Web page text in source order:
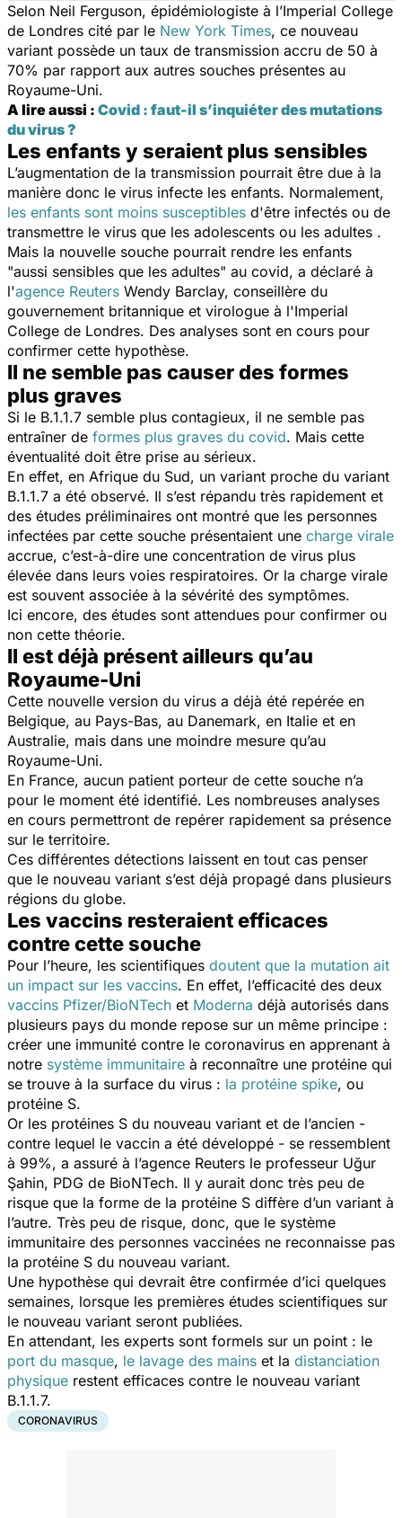
Selon Neil Ferguson, épidémiologiste à l’Imperial College
de Londres cité par le New York Times, ce nouveau
variant possède un taux de transmission accru de 50 à
70% par rapport aux autres souches présentes au
Royaume-Uni.
A lire aussi : Covid : faut-il s’inquiéter des mutations
du virus ?
Les enfants y seraient plus sensibles
L’augmentation de la transmission pourrait être due à la
manière donc le virus infecte les enfants. Normalement,
les enfants sont moins susceptibles d'être infectés ou de
transmettre le virus que les adolescents ou les adultes .
Mais la nouvelle souche pourrait rendre les enfants
"aussi sensibles que les adultes" au covid, a déclaré à
l'agence Reuters Wendy Barclay, conseillère du
gouvernement britannique et virologue à l'Imperial
College de Londres. Des analyses sont en cours pour
confirmer cette hypothèse.
Il ne semble pas causer des formes
plus graves
Si le B.1.1.7 semble plus contagieux, il ne semble pas
entraîner de formes plus graves du covid. Mais cette
éventualité doit être prise au sérieux.
En effet, en Afrique du Sud, un variant proche du variant
B.1.1.7 a été observé. Il s’est répandu très rapidement et
des études préliminaires ont montré que les personnes
infectées par cette souche présentaient une charge virale
accrue, c’est-à-dire une concentration de virus plus
élevée dans leurs voies respiratoires. Or la charge virale
est souvent associée à la sévérité des symptômes.
Ici encore, des études sont attendues pour confirmer ou
non cette théorie.
Il est déjà présent ailleurs qu’au
Royaume-Uni
Cette nouvelle version du virus a déjà été repérée en
Belgique, au Pays-Bas, au Danemark, en Italie et en
Australie, mais dans une moindre mesure qu’au
Royaume-Uni.
En France, aucun patient porteur de cette souche n’a
pour le moment été identifié. Les nombreuses analyses
en cours permettront de repérer rapidement sa présence
sur le territoire.
Ces différentes détections laissent en tout cas penser
que le nouveau variant s’est déjà propagé dans plusieurs
régions du globe.
Les vaccins resteraient efficaces
contre cette souche
Pour l’heure, les scientifiques doutent que la mutation ait
un impact sur les vaccins. En effet, l’efficacité des deux
vaccins Pfizer/BioNTech et Moderna déjà autorisés dans
plusieurs pays du monde repose sur un même principe :
créer une immunité contre le coronavirus en apprenant à
notre système immunitaire à reconnaître une protéine qui
se trouve à la surface du virus : la protéine spike, ou
protéine S.
Or les protéines S du nouveau variant et de l’ancien -
contre lequel le vaccin a été développé - se ressemblent
à 99%, a assuré à l’agence Reuters le professeur Uğur
Şahin, PDG de BioNTech. Il y aurait donc très peu de
risque que la forme de la protéine S diffère d’un variant à
l’autre. Très peu de risque, donc, que le système
immunitaire des personnes vaccinées ne reconnaisse pas
la protéine S du nouveau variant.
Une hypothèse qui devrait être confirmée d’ici quelques
semaines, lorsque les premières études scientifiques sur
le nouveau variant seront publiées.
En attendant, les experts sont formels sur un point : le
port du masque, le lavage des mains et la distanciation
physique restent efficaces contre le nouveau variant
B.1.1.7.
CORONAVIRUS